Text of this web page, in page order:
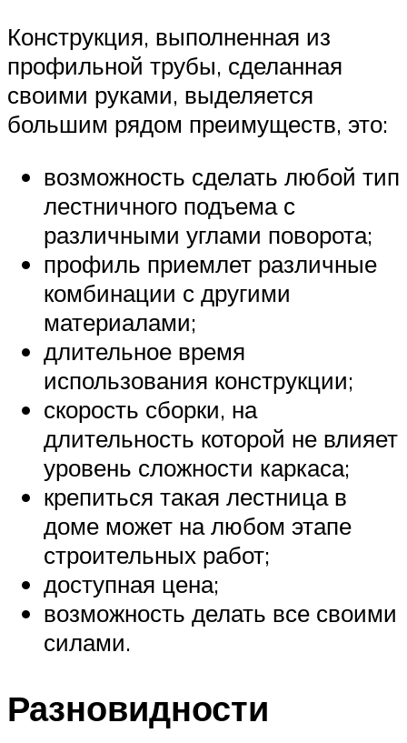
Конструкция, выполненная из
профильной трубы, сделанная
своими руками, выделяется
большим рядом преимуществ, это:
возможность сделать любой тип
лестничного подъема с
различными углами поворота;
профиль приемлет различные
комбинации с другими
материалами;
длительное время
использования конструкции;
скорость сборки, на
длительность которой не влияет
уровень сложности каркаса;
крепиться такая лестница в
доме может на любом этапе
строительных работ;
доступная цена;
возможность делать все своими
силами.
Разновидности